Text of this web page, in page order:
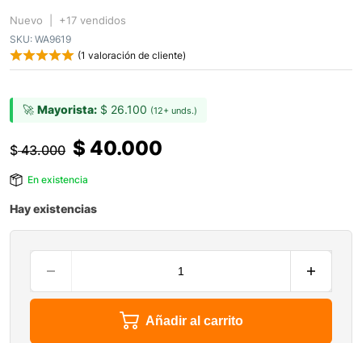
Nuevo | +17 vendidos
SKU: WA9619
(1 valoración de cliente)
🚀 Mayorista: $ 26.100 (12+ unds.)
$43.000 $ 40.000
En existencia
Hay existencias
Añadir al carrito